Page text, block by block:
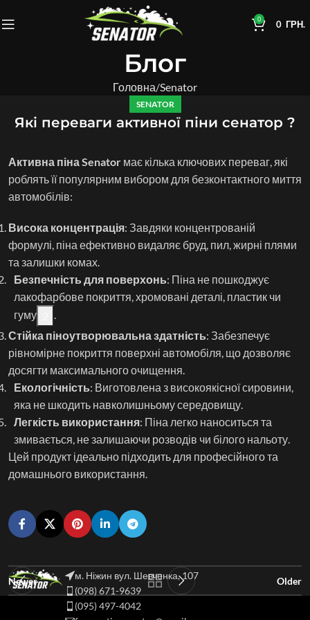
0 0 ГРН.
Блог
Головна Senator
SENATOR
Які переваги активної піни сенатор ?
Активна піна Senator має кілька ключових переваг, які
роблять її популярним вибором для безконтактного миття
автомобілів:
Висока концентрація: Завдяки концентрованій
формулі, піна ефективно видаляє бруд, пил, жирні плями
та залишки комах.
Безпечність для поверхонь: Піна не пошкоджує
лакофарбове покриття, хромовані деталі, пластик чи
гуму
Стійка піноутворювальна здатність: Забезпечує
рівномірне покриття поверхні автомобіля, що дозволяє
досягти максимального очищення.
Екологічність: Виготовлена з високоякісної сировини,
яка не шкодить навколишньому середовищу.
Легкість використання: Піна легко наноситься та
змивається, не залишаючи розводів чи білого нальоту.
Цей продукт ідеально підходить для професійного та
домашнього використання.
Newer Older
м. Ніжин вул. Шевченка, 107
(098) 671-9639
(095) 497-4042